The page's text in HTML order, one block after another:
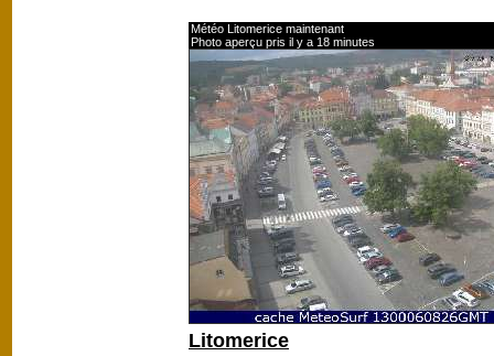
Météo Litomerice maintenant
Photo aperçu pris il y a 18 minutes
Litomerice